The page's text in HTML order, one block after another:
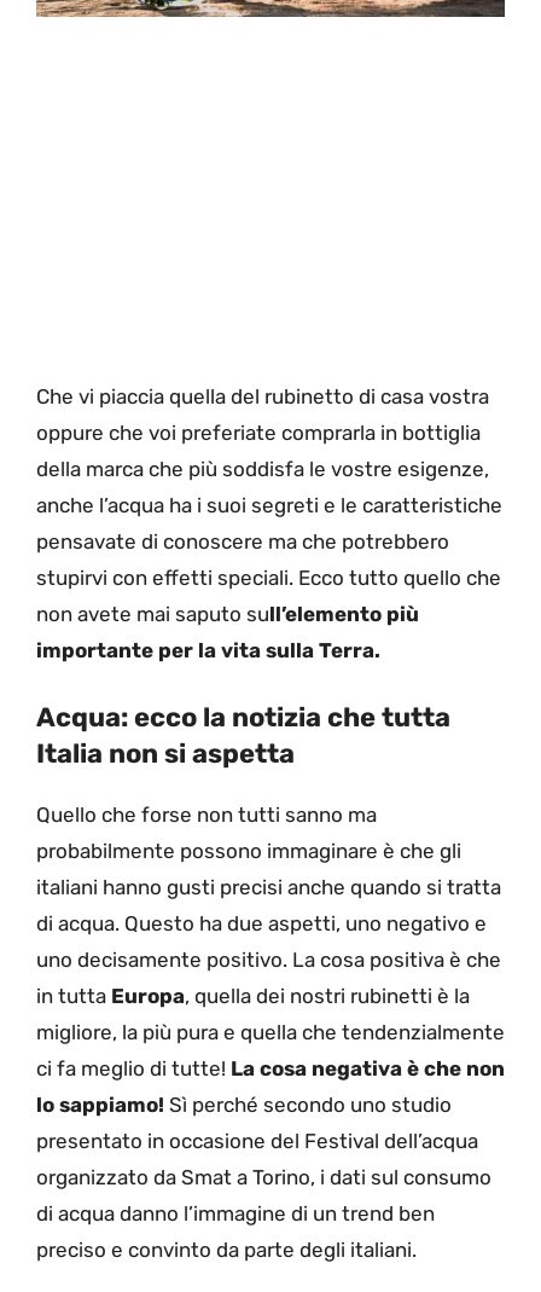
Che vi piaccia quella del rubinetto di casa vostra
oppure che voi preferiate comprarla in bottiglia
della marca che più soddisfa le vostre esigenze,
anche l’acqua ha i suoi segreti e le caratteristiche
pensavate di conoscere ma che potrebbero
stupirvi con effetti speciali. Ecco tutto quello che
non avete mai saputo sull’elemento più
importante per la vita sulla Terra.
Acqua: ecco la notizia che tutta
Italia non si aspetta
Quello che forse non tutti sanno ma
probabilmente possono immaginare è che gli
italiani hanno gusti precisi anche quando si tratta
di acqua. Questo ha due aspetti, uno negativo e
uno decisamente positivo. La cosa positiva è che
in tutta Europa, quella dei nostri rubinetti è la
migliore, la più pura e quella che tendenzialmente
ci fa meglio di tutte! La cosa negativa è che non
lo sappiamo! Sì perché secondo uno studio
presentato in occasione del Festival dell’acqua
organizzato da Smat a Torino, i dati sul consumo
di acqua danno l’immagine di un trend ben
preciso e convinto da parte degli italiani.